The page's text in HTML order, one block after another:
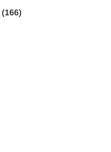
(166)